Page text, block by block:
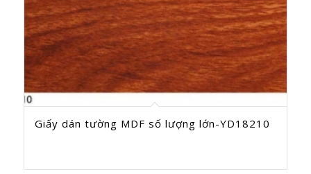
Giấy dán tường MDF số lượng lớn-YD18210